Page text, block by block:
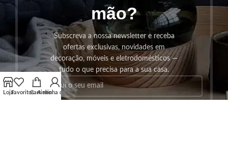
mão?
Subscreva a nossa newsletter e receba
ofertas exclusivas, novidades em
decoração, móveis e eletrodomésticos —
tudo o que precisa para a sua casa.
LojaFavoritosCarrinho
A minha conta